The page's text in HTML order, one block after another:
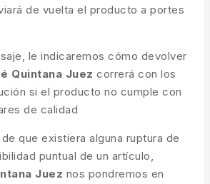
de vuelta el producto a portes
le indicaremos cómo devolver
Quintana Juez correrá con los
si el producto no cumple con
de calidad
que existiera alguna ruptura de
puntual de un artículo,
Juez nos pondremos en